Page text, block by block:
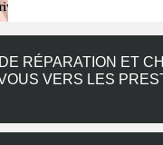
RÉPARATION ET
VERS LES